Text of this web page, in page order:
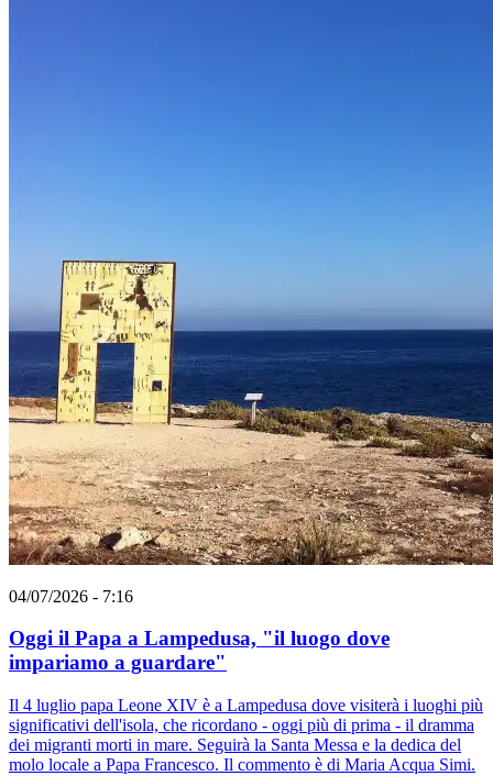
04/07/2026 - 7:16
Oggi il Papa a Lampedusa, "il luogo dove
impariamo a guardare"
Il 4 luglio papa Leone XIV è a Lampedusa dove visiterà i luoghi più
significativi dell'isola, che ricordano - oggi più di prima - il dramma
dei migranti morti in mare. Seguirà la Santa Messa e la dedica del
molo locale a Papa Francesco. Il commento è di Maria Acqua Simi.